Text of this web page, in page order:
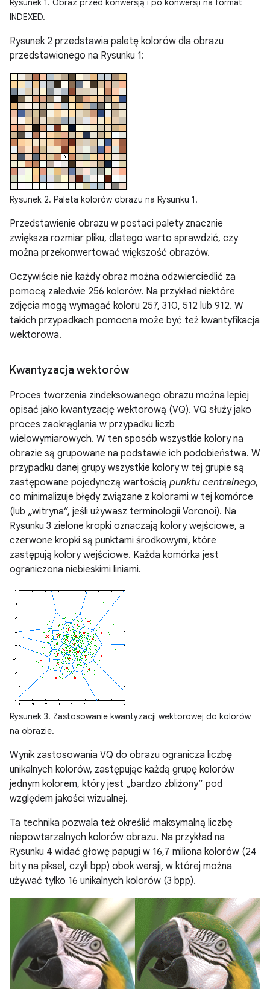
INDEXED.
Rysunek 2 przedstawia paletę kolorów dla obrazu
przedstawionego na Rysunku 1:
Rysunek 2. Paleta kolorów obrazu na Rysunku 1.
Przedstawienie obrazu w postaci palety znacznie
zwiększa rozmiar pliku, dlatego warto sprawdzić, czy
można przekonwertować większość obrazów.
Oczywiście nie każdy obraz można odzwierciedlić za
pomocą zaledwie 256 kolorów. Na przykład niektóre
zdjęcia mogą wymagać koloru 257, 310, 512 lub 912. W
takich przypadkach pomocna może być też kwantyfikacja
wektorowa.
Kwantyzacja wektorów
Proces tworzenia zindeksowanego obrazu można lepiej
opisać jako kwantyzację wektorową (VQ). VQ służy jako
proces zaokrąglania w przypadku liczb
wielowymiarowych. W ten sposób wszystkie kolory na
obrazie są grupowane na podstawie ich podobieństwa. W
przypadku danej grupy wszystkie kolory w tej grupie są
zastępowane pojedynczą wartością punktu centralnego,
co minimalizuje błędy związane z kolorami w tej komórce
(lub „witryna”, jeśli używasz terminologii Voronoi). Na
Rysunku 3 zielone kropki oznaczają kolory wejściowe, a
czerwone kropki są punktami środkowymi, które
zastępują kolory wejściowe. Każda komórka jest
ograniczona niebieskimi liniami.
Rysunek 3. Zastosowanie kwantyzacji wektorowej do kolorów
na obrazie.
Wynik zastosowania VQ do obrazu ogranicza liczbę
unikalnych kolorów, zastępując każdą grupę kolorów
jednym kolorem, który jest „bardzo zbliżony” pod
względem jakości wizualnej.
Ta technika pozwala też określić maksymalną liczbę
niepowtarzalnych kolorów obrazu. Na przykład na
Rysunku 4 widać głowę papugi w 16,7 miliona kolorów (24
bity na piksel, czyli bpp) obok wersji, w której można
używać tylko 16 unikalnych kolorów (3 bpp).